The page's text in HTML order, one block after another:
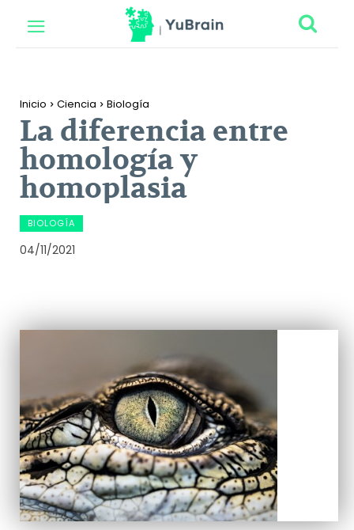
Inicio Ciencia Biología
La diferencia entre
homología y
homoplasia
BIOLOGÍA
04/11/2021